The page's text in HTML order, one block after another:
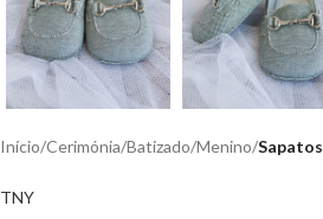
Início Cerimónia Batizado Menino Sapatos
TNY